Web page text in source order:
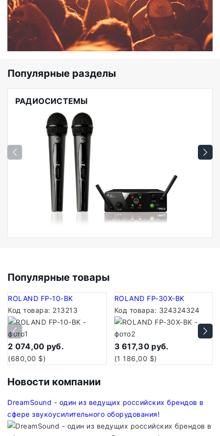
Популярные разделы
РАДИОСИСТЕМЫ
Популярные товары
ROLAND FP-10-BK
Код товара: 213213
2 074,00 руб.
(680,00 $)
ROLAND FP-30X-BK
Код товара: 324324324
3 617,30 руб.
(1 186,00 $)
Новости компании
DreamSound - один из ведущих российских брендов в
сфере звукоусилительного оборудования!